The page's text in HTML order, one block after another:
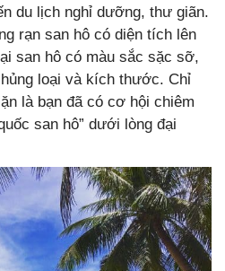
du lịch nghỉ dưỡng, thư giãn.
rạn san hô có diện tích lên
san hô có màu sắc sặc sỡ,
loại và kích thước. Chỉ
là bạn đã có cơ hội chiêm
san hô” dưới lòng đại